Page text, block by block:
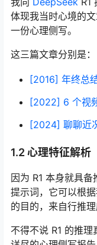
体现我当时心境的
一份心理侧写。
这三篇文章分别是：
[2016] 年终总
[2022] 6 个视
[2024] 聊聊近
1.2 心理特征解析
因为 R1 本身就具
提示词，它可以根
的目的，来自行推
不得不说 R1 的推